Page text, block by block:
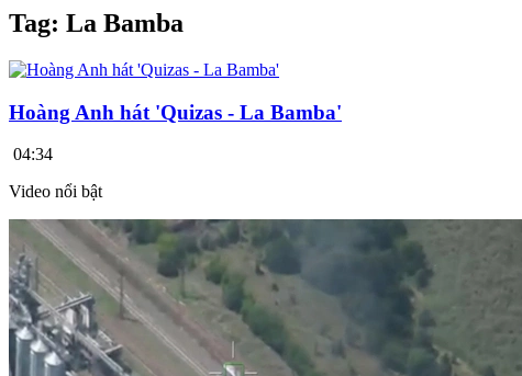
Tag: La Bamba
Hoàng Anh hát 'Quizas - La Bamba'
04:34
Video nổi bật